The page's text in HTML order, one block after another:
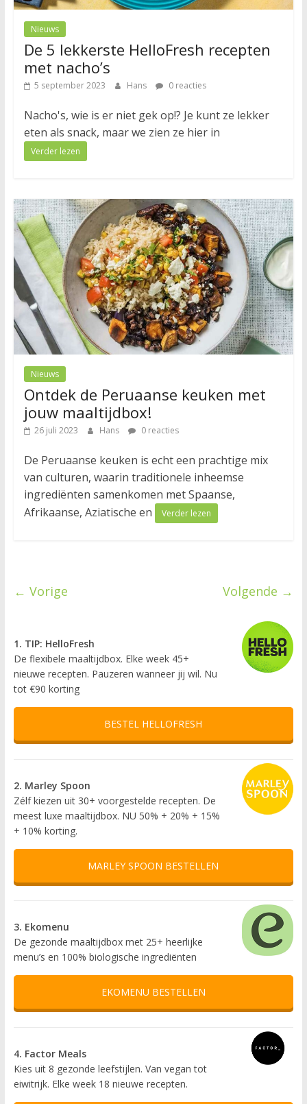
Nieuws
De 5 lekkerste HelloFresh recepten
met nacho’s
5 september 2023 Hans 0 reacties
Nacho's, wie is er niet gek op!? Je kunt ze lekker
eten als snack, maar we zien ze hier in
Verder lezen
Nieuws
Ontdek de Peruaanse keuken met
jouw maaltijdbox!
26 juli 2023 Hans 0 reacties
De Peruaanse keuken is echt een prachtige mix
van culturen, waarin traditionele inheemse
ingrediënten samenkomen met Spaanse,
Afrikaanse, Aziatische en
Verder lezen
← Vorige Volgende →
1. TIP: HelloFresh
De flexibele maaltijdbox. Elke week 45+
nieuwe recepten. Pauzeren wanneer jij wil. Nu
tot €90 korting
BESTEL HELLOFRESH
2. Marley Spoon
Zélf kiezen uit 30+ voorgestelde recepten. De
meest luxe maaltijdbox. NU 50% + 20% + 15%
+ 10% korting.
MARLEY SPOON BESTELLEN
3. Ekomenu
De gezonde maaltijdbox met 25+ heerlijke
menu’s en 100% biologische ingrediënten
EKOMENU BESTELLEN
4. Factor Meals
Kies uit 8 gezonde leefstijlen. Van vegan tot
eiwitrijk. Elke week 18 nieuwe recepten.